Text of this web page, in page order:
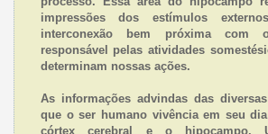
impressões dos estímulos
interconexão bem próxima com
responsável pelas atividades
determinam nossas ações.
As informações advindas das
que o ser humano vivência em seu
córtex cerebral e o hipocampo.